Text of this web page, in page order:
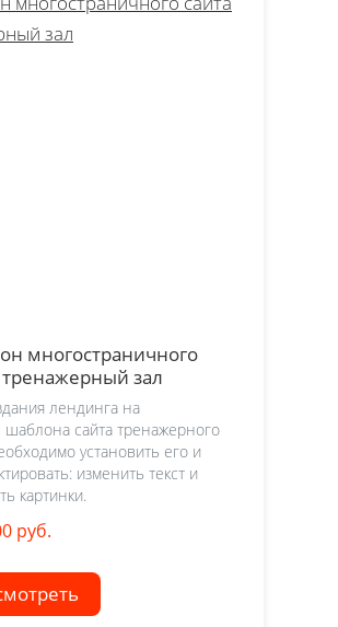
многостраничного
тренажерный зал
лендинга на
шаблона сайта тренажерного
установить его и
изменить текст и
картинки.
руб.